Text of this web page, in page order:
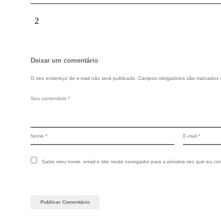
Deixar um comentário
O seu endereço de e-mail não será publicado. Campos obrigatórios são marcados
Salve meu nome, email e site neste navegador para a próxima vez que eu